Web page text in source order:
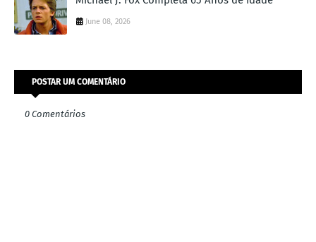
June 08, 2026
POSTAR UM COMENTÁRIO
0 Comentários